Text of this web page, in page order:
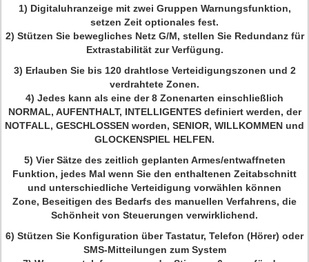
1) Digitaluhranzeige mit zwei Gruppen Warnungsfunktion,
setzen Zeit optionales fest.
2) Stützen Sie bewegliches Netz G/M, stellen Sie Redundanz für
Extrastabilität zur Verfügung.
3) Erlauben Sie bis 120 drahtlose Verteidigungszonen und 2
verdrahtete Zonen.
4) Jedes kann als eine der 8 Zonenarten einschließlich
NORMAL, AUFENTHALT, INTELLIGENTES definiert werden, der
NOTFALL, GESCHLOSSEN worden, SENIOR, WILLKOMMEN und
GLOCKENSPIEL HELFEN.
5) Vier Sätze des zeitlich geplanten Armes/entwaffneten
Funktion, jedes Mal wenn Sie den enthaltenen Zeitabschnitt
und unterschiedliche Verteidigung vorwählen können
Zone, Beseitigen des Bedarfs des manuellen Verfahrens, die
Schönheit von Steuerungen verwirklichend.
6) Stützen Sie Konfiguration über Tastatur, Telefon (Hörer) oder
SMS-Mitteilungen zum System